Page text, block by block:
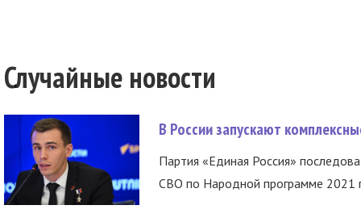
Случайные новости
В России запускают
Партия «Единая Россия»
СВО по Народной программе 2021